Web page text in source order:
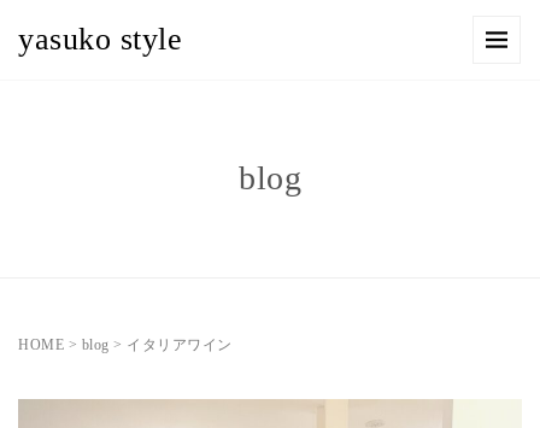
yasuko style
blog
HOME > blog > イタリアワイン